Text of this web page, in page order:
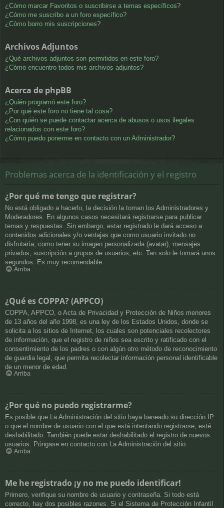
¿Cómo marcar Favoritos o suscribirse a temas específicos?
¿Cómo me suscribo a un foro específico?
¿Cómo borro mis suscripciones?
Archivos Adjuntos
¿Qué archivos adjuntos son permitidos en este foro?
¿Cómo encuentro todos mis archivos adjuntos?
Acerca de phpBB
¿Quién programó este foro?
¿Por qué este foro no tiene tal cosa?
¿Con quién se puede contactar acerca de abusos o usos ilegales
relacionados con este foro?
¿Cómo puedo ponerme en contacto con un Administrador?
Problemas acerca de la identificación y el registro
¿Por qué me tengo que registrar?
No está obligado a hacerlo, la decisión la toman los Administradores y
Moderadores. En algunos casos necesitará registrarse para publicar
temas y respuestas. Sin embargo, estar registrado le dará acceso a
contenidos adicionales y/o ventajas que como usuario invitado no
disfrutaría, como tener su imagen personalizada (avatar), mensajes
privados, suscripción a grupos de usuarios, etc. Tan solo le tomará unos
segundos. Es muy recomendable.
Arriba
¿Qué es COPPA? (APPCO)
COPPA, APPCO, o Acta de Privacidad y Protección de Niños menores
de 13 años del año 1998, es una ley de los Estados Unidos, donde se
solicita a los sitios de Internet, los cuales son potenciales recolectores
de información, que el registro de niños sea escrito y ratificado con el
consentimiento de los padres o con algún otro método de reconocimiento
de guardia legal, que permita recolectar información personal identificable
de un menor de edad.
Arriba
¿Por qué no puedo registrarme?
Es posible que La Administración del sitio haya baneado su dirección IP
o que el nombre de usuario con el que está intentando registrarse, esté
deshabilitado. También puede estar deshabilitado el registro de nuevos
usuarios. Póngase en contacto con La Administración del sitio.
Arriba
Me he registrado ¡y no me puedo identificar!
Primero, verifique su nombre de usuario y contraseña. Si todo está
correcto, hay dos posibles razones. Si el Sistema de Protección Infantil